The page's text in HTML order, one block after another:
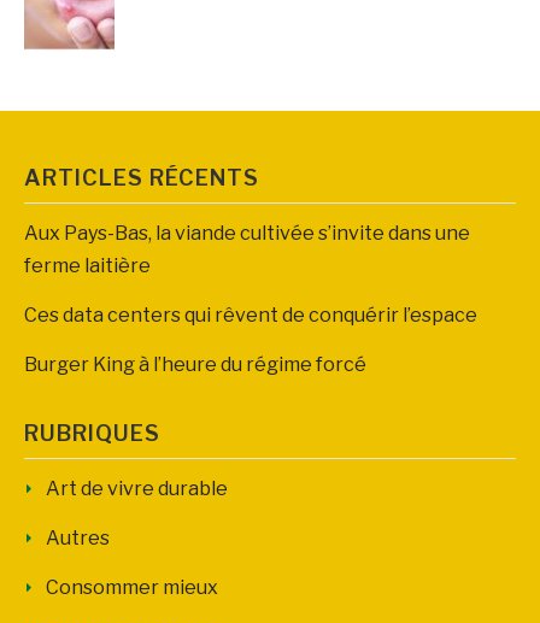
ARTICLES RÉCENTS
Aux Pays-Bas, la viande cultivée s’invite dans une
ferme laitière
Ces data centers qui rêvent de conquérir l’espace
Burger King à l’heure du régime forcé
RUBRIQUES
Art de vivre durable
Autres
Consommer mieux